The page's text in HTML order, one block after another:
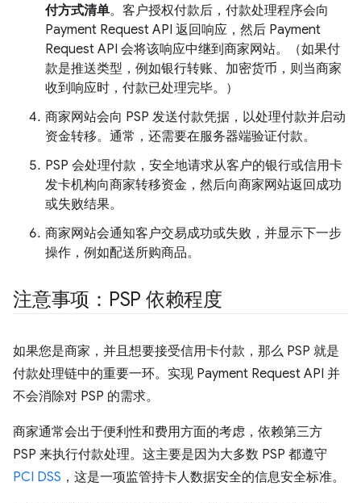
付方式清单。客户授权付款后，付款处理程序会向
Payment Request API 返回响应，然后 Payment
Request API 会将该响应中继到商家网站。（如果付
款是推送类型，例如银行转账、加密货币，则当商家
收到响应时，付款已处理完毕。）
商家网站会向 PSP 发送付款凭据，以处理付款并启动
资金转移。通常，还需要在服务器端验证付款。
PSP 会处理付款，安全地请求从客户的银行或信用卡
发卡机构向商家转移资金，然后向商家网站返回成功
或失败结果。
商家网站会通知客户交易成功或失败，并显示下一步
操作，例如配送所购商品。
注意事项：PSP 依赖程度
如果您是商家，并且想要接受信用卡付款，那么 PSP 就是
付款处理链中的重要一环。实现 Payment Request API 并
不会消除对 PSP 的需求。
商家通常会出于便利性和费用方面的考虑，依赖第三方
PSP 来执行付款处理。这主要是因为大多数 PSP 都遵守
PCI DSS ，这是一项监管持卡人数据安全的信息安全标准。